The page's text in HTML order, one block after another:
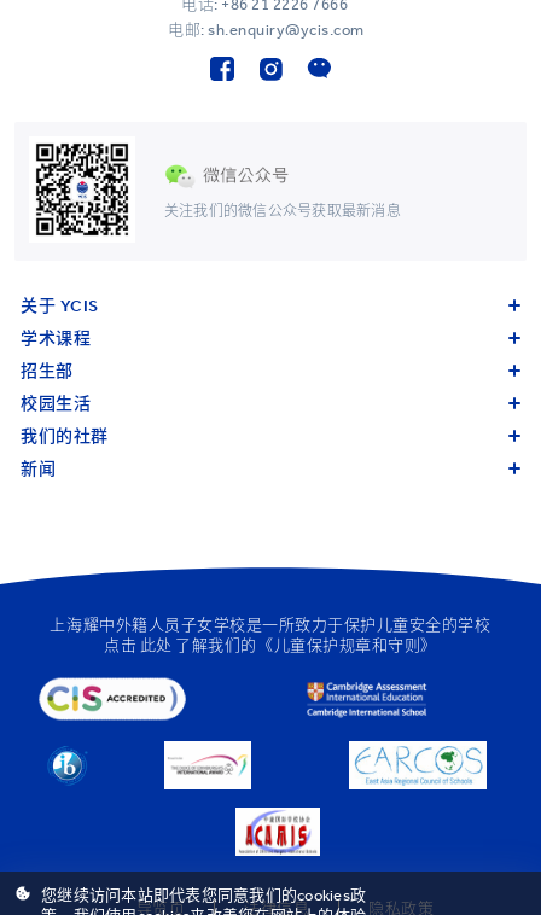
关注我们的微信公众号获取最新消息
电话: +86 21 2226 7666
电邮: sh.enquiry@ycis.com
关于 YCIS
学术课程
招生部
校园生活
我们的社群
新闻
上海耀中外籍人员子女学校是一所致力于保护儿童安全的学校
点击 此处 了解我们的《儿童保护规章和守则》
导览页 法律信息 隐私政策
您继续访问本站即代表您同意我们的cookies政